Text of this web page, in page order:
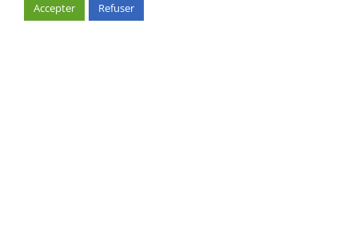
Accepter Refuser